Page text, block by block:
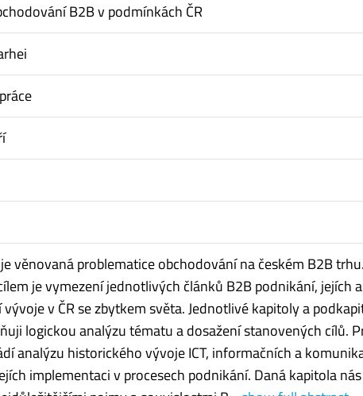
B2B v podmínkách ČR
věnovaná problematice obchodování na českém B2B trhu.
je vymezení jednotlivých článků B2B podnikání, jejích
v ČR se zbytkem světa. Jednotlivé kapitoly a
logickou analýzu tématu a dosažení stanovených cílů.
analýzu historického vývoje ICT, informačních a
implementaci v procesech podnikání. Daná kapitola